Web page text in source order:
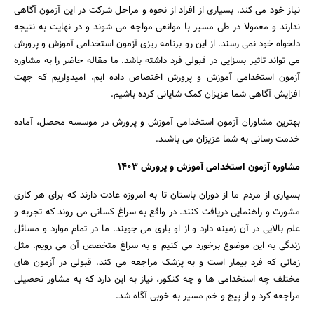
جستجو
نیاز خود می کند. بسیاری از افراد از نحوه و مراحل شرکت در این آزمون آگاهی
ندارند و معمولا در طی مسیر با موانعی مواجه می شوند و در نهایت به نتیجه
دلخواه خود نمی رسند. از این رو برنامه ریزی آزمون استخدامی آموزش و پرورش
می تواند تاثیر بسزایی در قبولی فرد داشته باشد. ما مقاله حاضر را به مشاوره
آزمون استخدامی آموزش و پرورش اختصاص داده ایم، امیدواریم که جهت
افزایش آگاهی شما عزیزان کمک شایانی کرده باشیم.
بهترین مشاوران آزمون استخدامی آموزش و پرورش در موسسه محصل، آماده
خدمت رسانی به شما عزیزان می باشند.
مشاوره آزمون استخدامی آموزش و پرورش 1403
بسیاری از مردم ما از دوران باستان تا به امروزه عادت دارند که برای هر کاری
مشورت و راهنمایی دریافت کنند. در واقع به سراغ کسانی می روند که تجربه و
علم بالایی در آن زمینه دارد و از او یاری می جویند. ما در تمام موارد و مسائل
زندگی به این موضوع برخورد می کنیم و به سراغ متخصص آن می رویم. مثل
زمانی که فرد بیمار است و به پزشک مراجعه می کند. قبولی در آزمون های
مختلف چه استخدامی ها و چه کنکور، نیاز به این دارد که به مشاور تحصیلی
مراجعه کرد و از پیچ و خم مسیر به خوبی آگاه شد.